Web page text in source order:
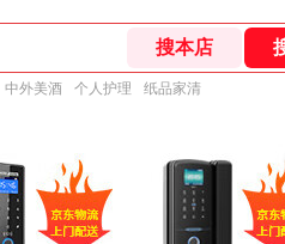
中外美酒 个人护理 纸品家清